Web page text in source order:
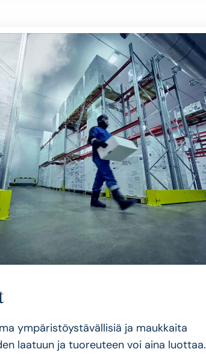
ympäristöystävällisiä ja maukkaita
laatuun ja tuoreuteen voi aina luottaa.